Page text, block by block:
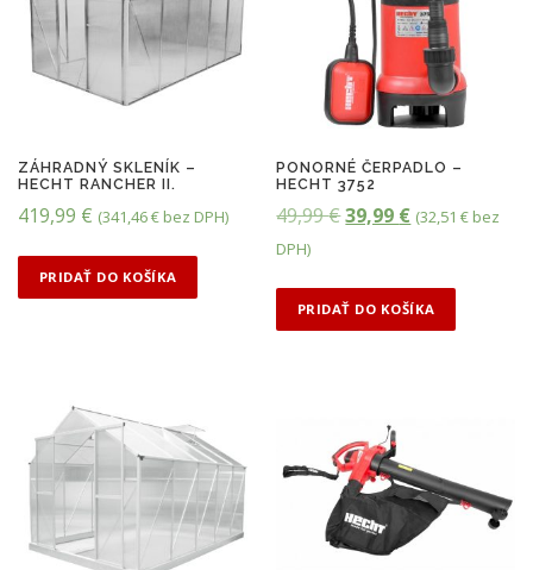
ZÁHRADNÝ SKLENÍK –
HECHT RANCHER II.
419,99 € (341,46€ bez DPH)
PRIDAŤ DO KOŠÍKA
PONORNÉ ČERPADLO –
HECHT 3752
49,99€P
o
c
e
n
a
39,99 €A
u
c
e
n
(32,51€ bez
DPH)
PRIDAŤ DO KOŠÍKA